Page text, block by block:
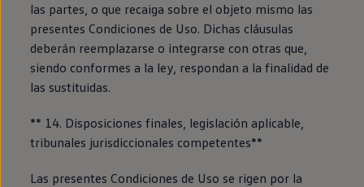
las partes, o que recaiga sobre el objeto mismo las
presentes Condiciones de Uso. Dichas cláusulas
deberán reemplazarse o integrarse con otras que,
siendo conformes a la ley, respondan a la finalidad de
las sustituidas.
** 14. Disposiciones finales, legislación aplicable,
tribunales jurisdiccionales competentes**
Las presentes Condiciones de Uso se rigen por la